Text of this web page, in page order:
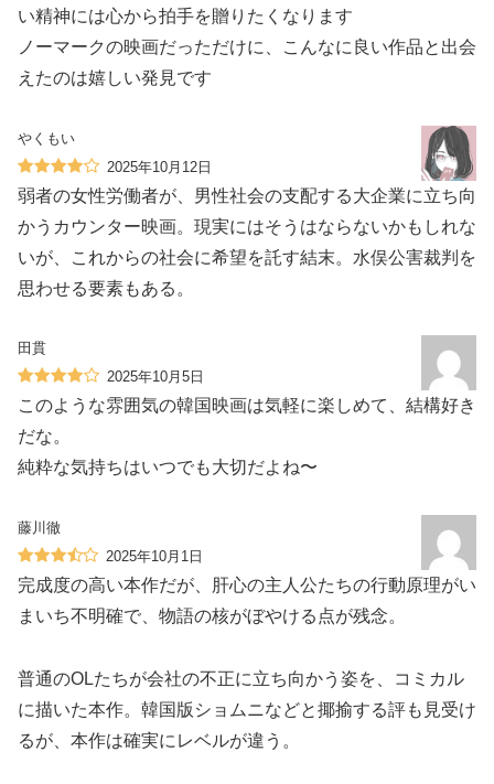
い精神には心から拍手を贈りたくなります
ノーマークの映画だっただけに、こんなに良い作品と出会
えたのは嬉しい発見です
やくもい
2025年10月12日
弱者の女性労働者が、男性社会の支配する大企業に立ち向
かうカウンター映画。現実にはそうはならないかもしれな
いが、これからの社会に希望を託す結末。水俣公害裁判を
思わせる要素もある。
田貫
2025年10月5日
このような雰囲気の韓国映画は気軽に楽しめて、結構好き
だな。
純粋な気持ちはいつでも大切だよね〜
藤川徹
2025年10月1日
完成度の高い本作だが、肝心の主人公たちの行動原理がい
まいち不明確で、物語の核がぼやける点が残念。
普通のOLたちが会社の不正に立ち向かう姿を、コミカル
に描いた本作。韓国版ショムニなどと揶揄する評も見受け
るが、本作は確実にレベルが違う。